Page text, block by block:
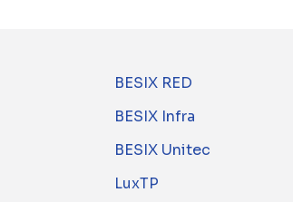
BESIX RED
BESIX Infra
BESIX Unitec
LuxTP